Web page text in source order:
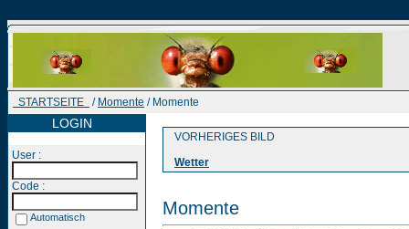
STARTSEITE / Momente / Momente
LOGIN
User :
Code :
Automatisch
VORHERIGES BILD
Wetter
Momente